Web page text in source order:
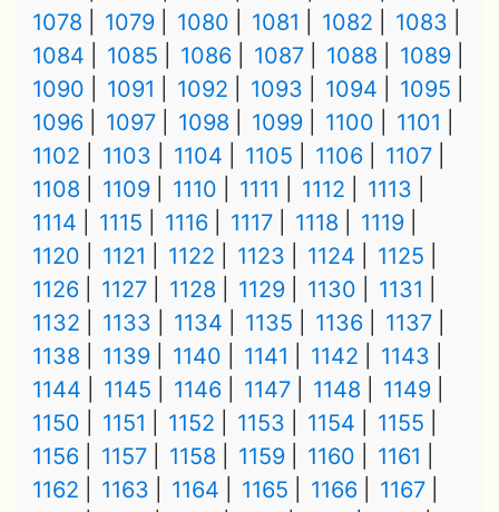
1078
1079 1080 1081 1082
1083
1084
1085 1086 1087 1088
1089
1090
1091 1092 1093 1094
1095
1096
1097 1098 1099 1100
1101
1102
1103 1104 1105 1106
1107
1108
1109 1110 1111 1112
1113
1114
1115 1116 1117 1118
1119
1120
1121 1122 1123 1124
1125
1126
1127 1128 1129 1130
1131
1132
1133 1134 1135 1136
1137
1138
1139 1140 1141 1142
1143
1144
1145 1146 1147 1148
1149
1150
1151 1152 1153 1154
1155
1156
1157 1158 1159 1160
1161
1162
1163 1164 1165 1166
1167